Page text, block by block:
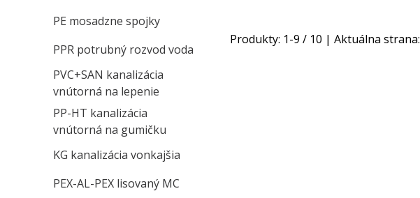
Produkty: 1-9 / 10 | Aktuálna strana:
PE mosadzne spojky
PPR potrubný rozvod voda
PVC+SAN kanalizácia
vnútorná na lepenie
PP-HT kanalizácia
vnútorná na gumičku
KG kanalizácia vonkajšia
PEX-AL-PEX lisovaný MC